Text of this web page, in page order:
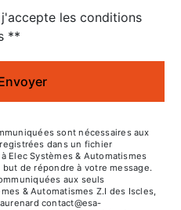
les conditions
**
sont nécessaires aux
dans un fichier
Elec Systèmes & Automatismes
de répondre à votre message.
aux seuls
& Automatismes Z.I des Iscles,
contact@esa-